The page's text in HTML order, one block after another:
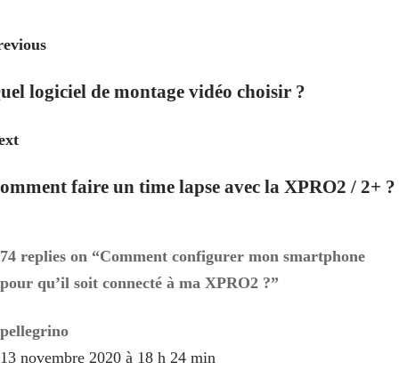
logiciel de montage vidéo choisir ?
faire un time lapse avec la XPRO2 / 2+ ?
74 replies on “Comment configurer mon smartphone
pour qu’il soit connecté à ma XPRO2 ?”
pellegrino
13 novembre 2020 à 18 h 24 min